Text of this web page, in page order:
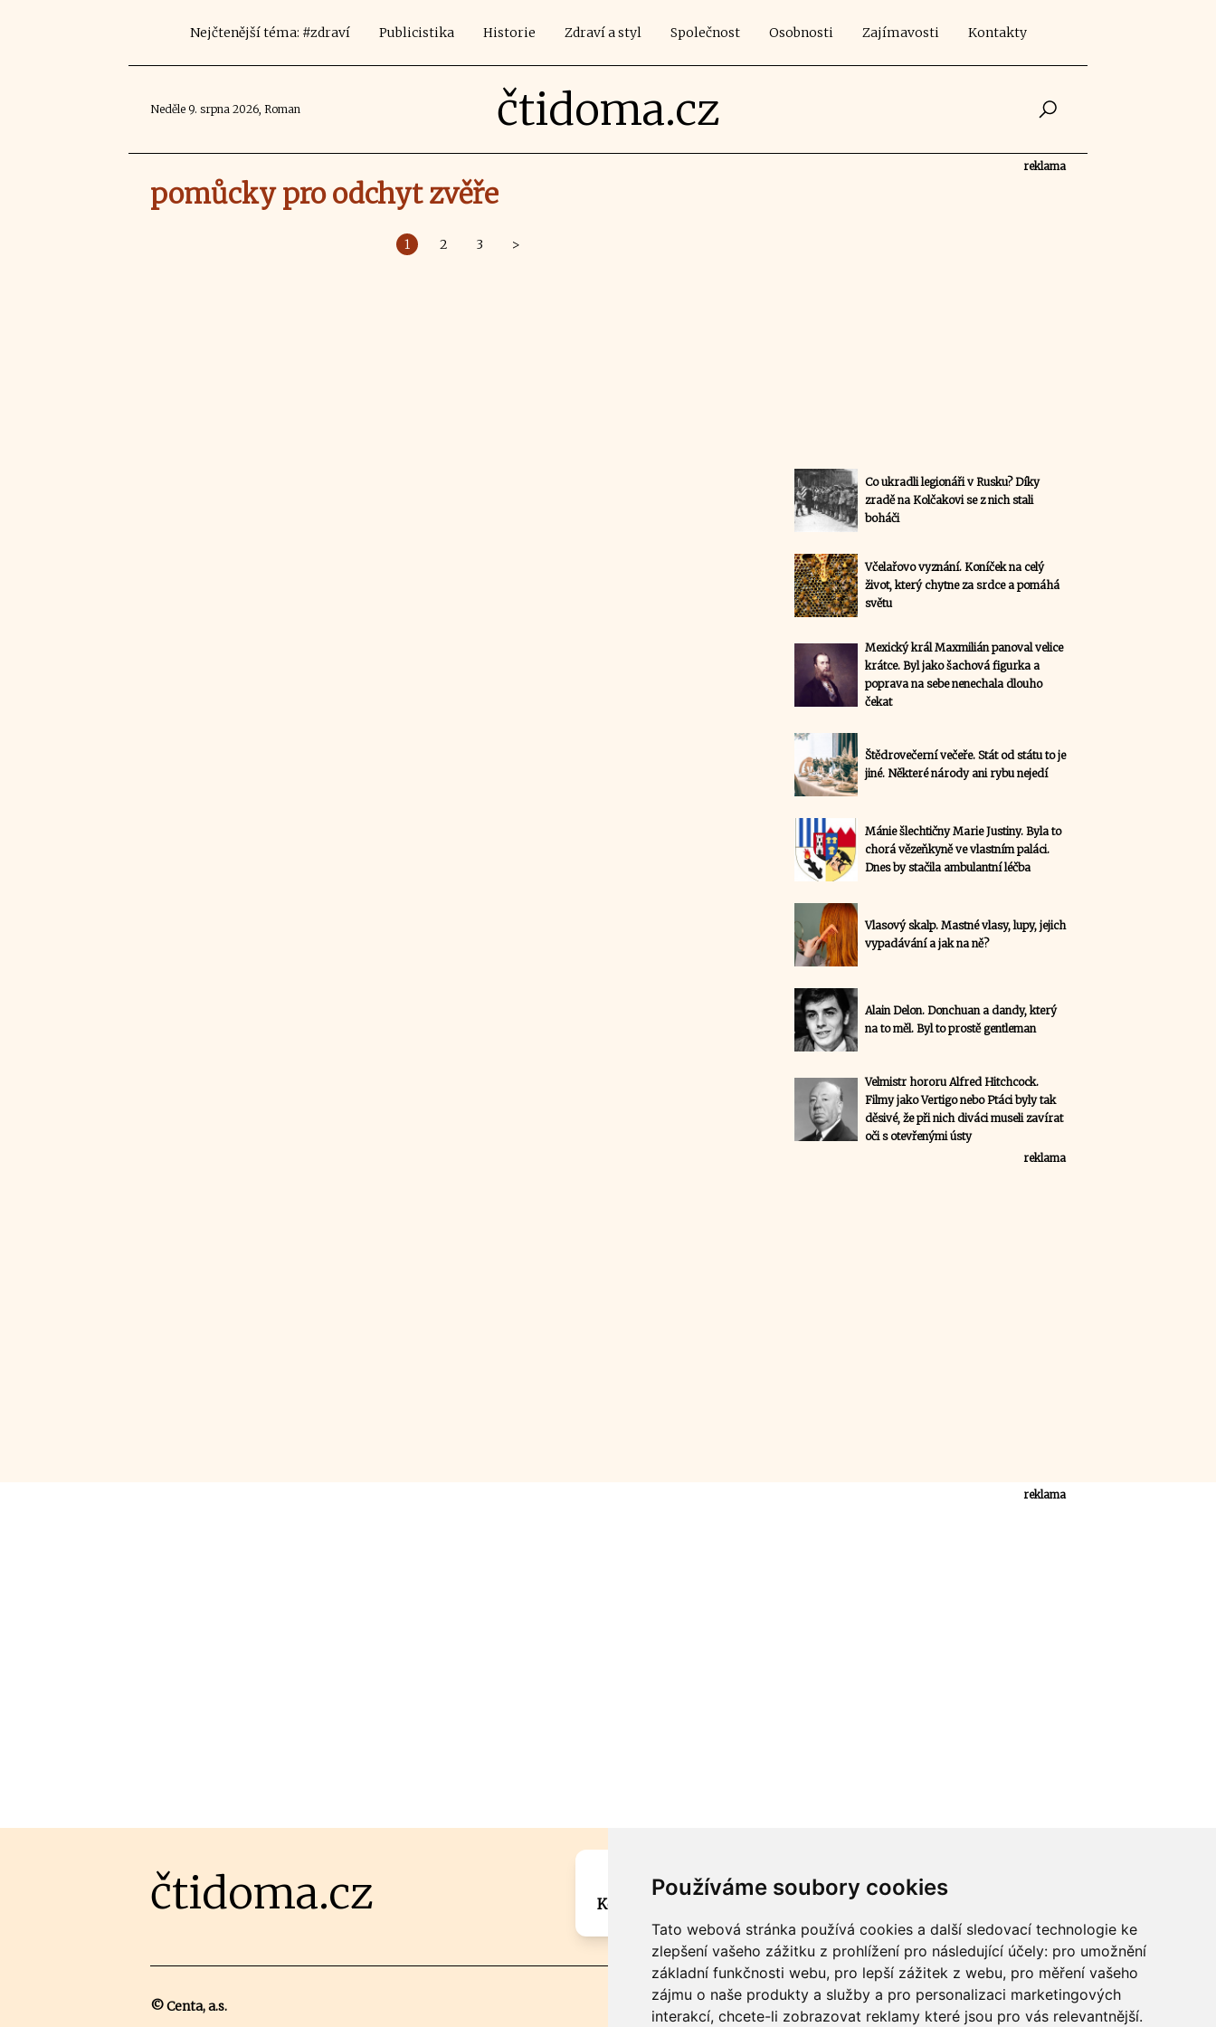
Používáme soubory cookies
Tato webová stránka používá cookies a další sledovací technologie ke
zlepšení vašeho zážitku z prohlížení pro následující účely: pro umožnění
základní funkčnosti webu, pro lepší zážitek z webu, pro měření vašeho
zájmu o naše produkty a služby a pro personalizaci marketingových
interakcí, chcete-li zobrazovat reklamy které jsou pro vás relevantnější.
Nejčtenější téma: #zdraví Publicistika Historie Zdraví a styl Společnost Osobnosti Zajímavosti Kontakty
Neděle 9. srpna 2026, Roman čtidoma.cz
pomůcky pro odchyt zvěře
1 2 3 >
reklama
Co ukradli legionáři v Rusku? Díky
zradě na Kolčakovi se z nich stali
boháči
Včelařovo vyznání. Koníček na celý
život, který chytne za srdce a pomáhá
světu
Mexický král Maxmilián panoval velice
krátce. Byl jako šachová figurka a
poprava na sebe nenechala dlouho
čekat
Štědrovečerní večeře. Stát od státu to je
jiné. Některé národy ani rybu nejedí
Mánie šlechtičny Marie Justiny. Byla to
chorá vězeňkyně ve vlastním paláci.
Dnes by stačila ambulantní léčba
Vlasový skalp. Mastné vlasy, lupy, jejich
vypadávání a jak na ně?
Alain Delon. Donchuan a dandy, který
na to měl. Byl to prostě gentleman
Velmistr hororu Alfred Hitchcock.
Filmy jako Vertigo nebo Ptáci byly tak
děsivé, že při nich diváci museli zavírat
oči s otevřenými ústy
reklama
reklama
čtidoma.cz
Máte zajímavou informaci? Chcete spolupracovat?
Kontaktujte šéfredaktora Martina Chalupu:
© Centa, a.s.